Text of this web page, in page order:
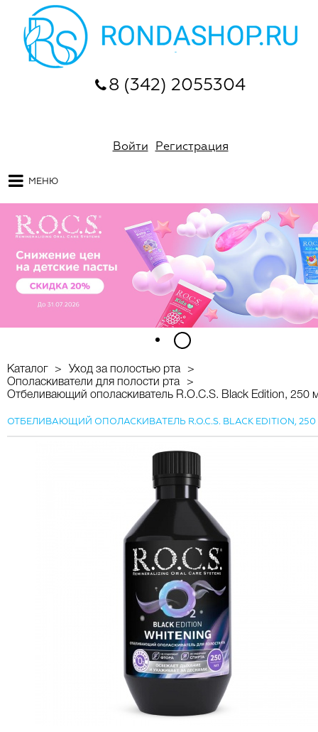
8 (342) 2055304
Войти Регистрация
МЕНЮ
Каталог
Уход за полостью рта
Ополаскиватели для полости рта
Отбеливающий ополаскиватель R.O.C.S. Black Edition, 250
ОТБЕЛИВАЮЩИЙ ОПОЛАСКИВАТЕЛЬ R.O.C.S. BLACK EDITION,